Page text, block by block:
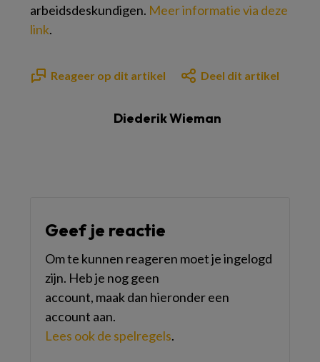
arbeidsdeskundigen. Meer informatie via deze
link.
Reageer op dit artikel Deel dit artikel
Diederik Wieman
Geef je reactie
Om te kunnen reageren moet je ingelogd
zijn. Heb je nog geen
account, maak dan hieronder een
account aan.
Lees ook de spelregels.